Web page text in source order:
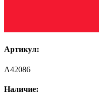
Артикул:
A42086
Наличие: